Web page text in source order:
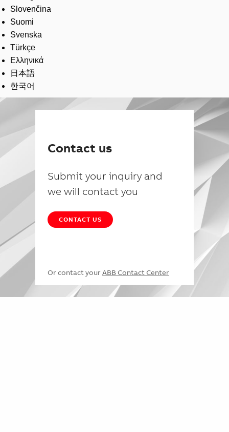
Slovenčina
Suomi
Svenska
Türkçe
Ελληνικά
日本語
한국어
Contact us
Submit your inquiry and
we will contact you
CONTACT US
Or contact your ABB Contact Center